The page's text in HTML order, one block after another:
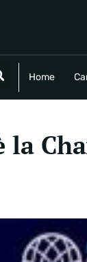
Home
Politica
la